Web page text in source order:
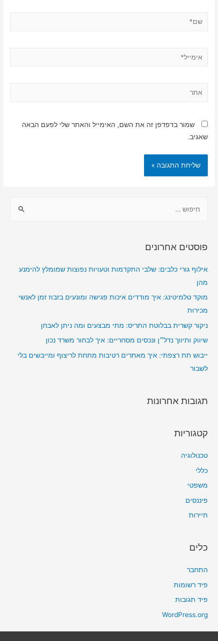
שמור בדפדפן זה את השם, האימייל והאתר שלי לפעם הבאה
שאגיב.
:
פוסטים אחרונים
אילוף גורי כלבים: שלבי התקדמות וטעויות נפוצות שמומלץ להימנע
מהן
מוקד טלמיטינג: איך מודדים איכות פגישה ומונעים בזבוז זמן לאנשי
מכירות
ניקור קשרית בבלוטת התריס: מתי מבצעים ומה ניתן לאבחן
שיווק ותיווך נדל״ן ונכסים מסחריים: איך לבחור משרד נכון
ייבוש תת רצפתי: איך מאתרים רטיבות מתחת לריצוף ומייבשים בלי
לשבור
תגובות אחרונות
קטגוריות
טכנולוגיה
כללי
משפטי
פיננסים
תיירות
כלים
התחבר
פיד רשומות
פיד תגובות
WordPress.org